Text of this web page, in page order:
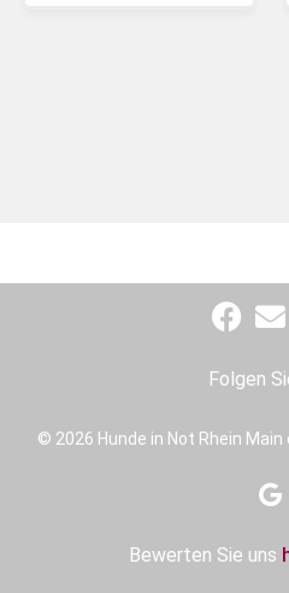
Folgen
© 2026 Hunde in Not Rhein Main
Bewerten Sie uns